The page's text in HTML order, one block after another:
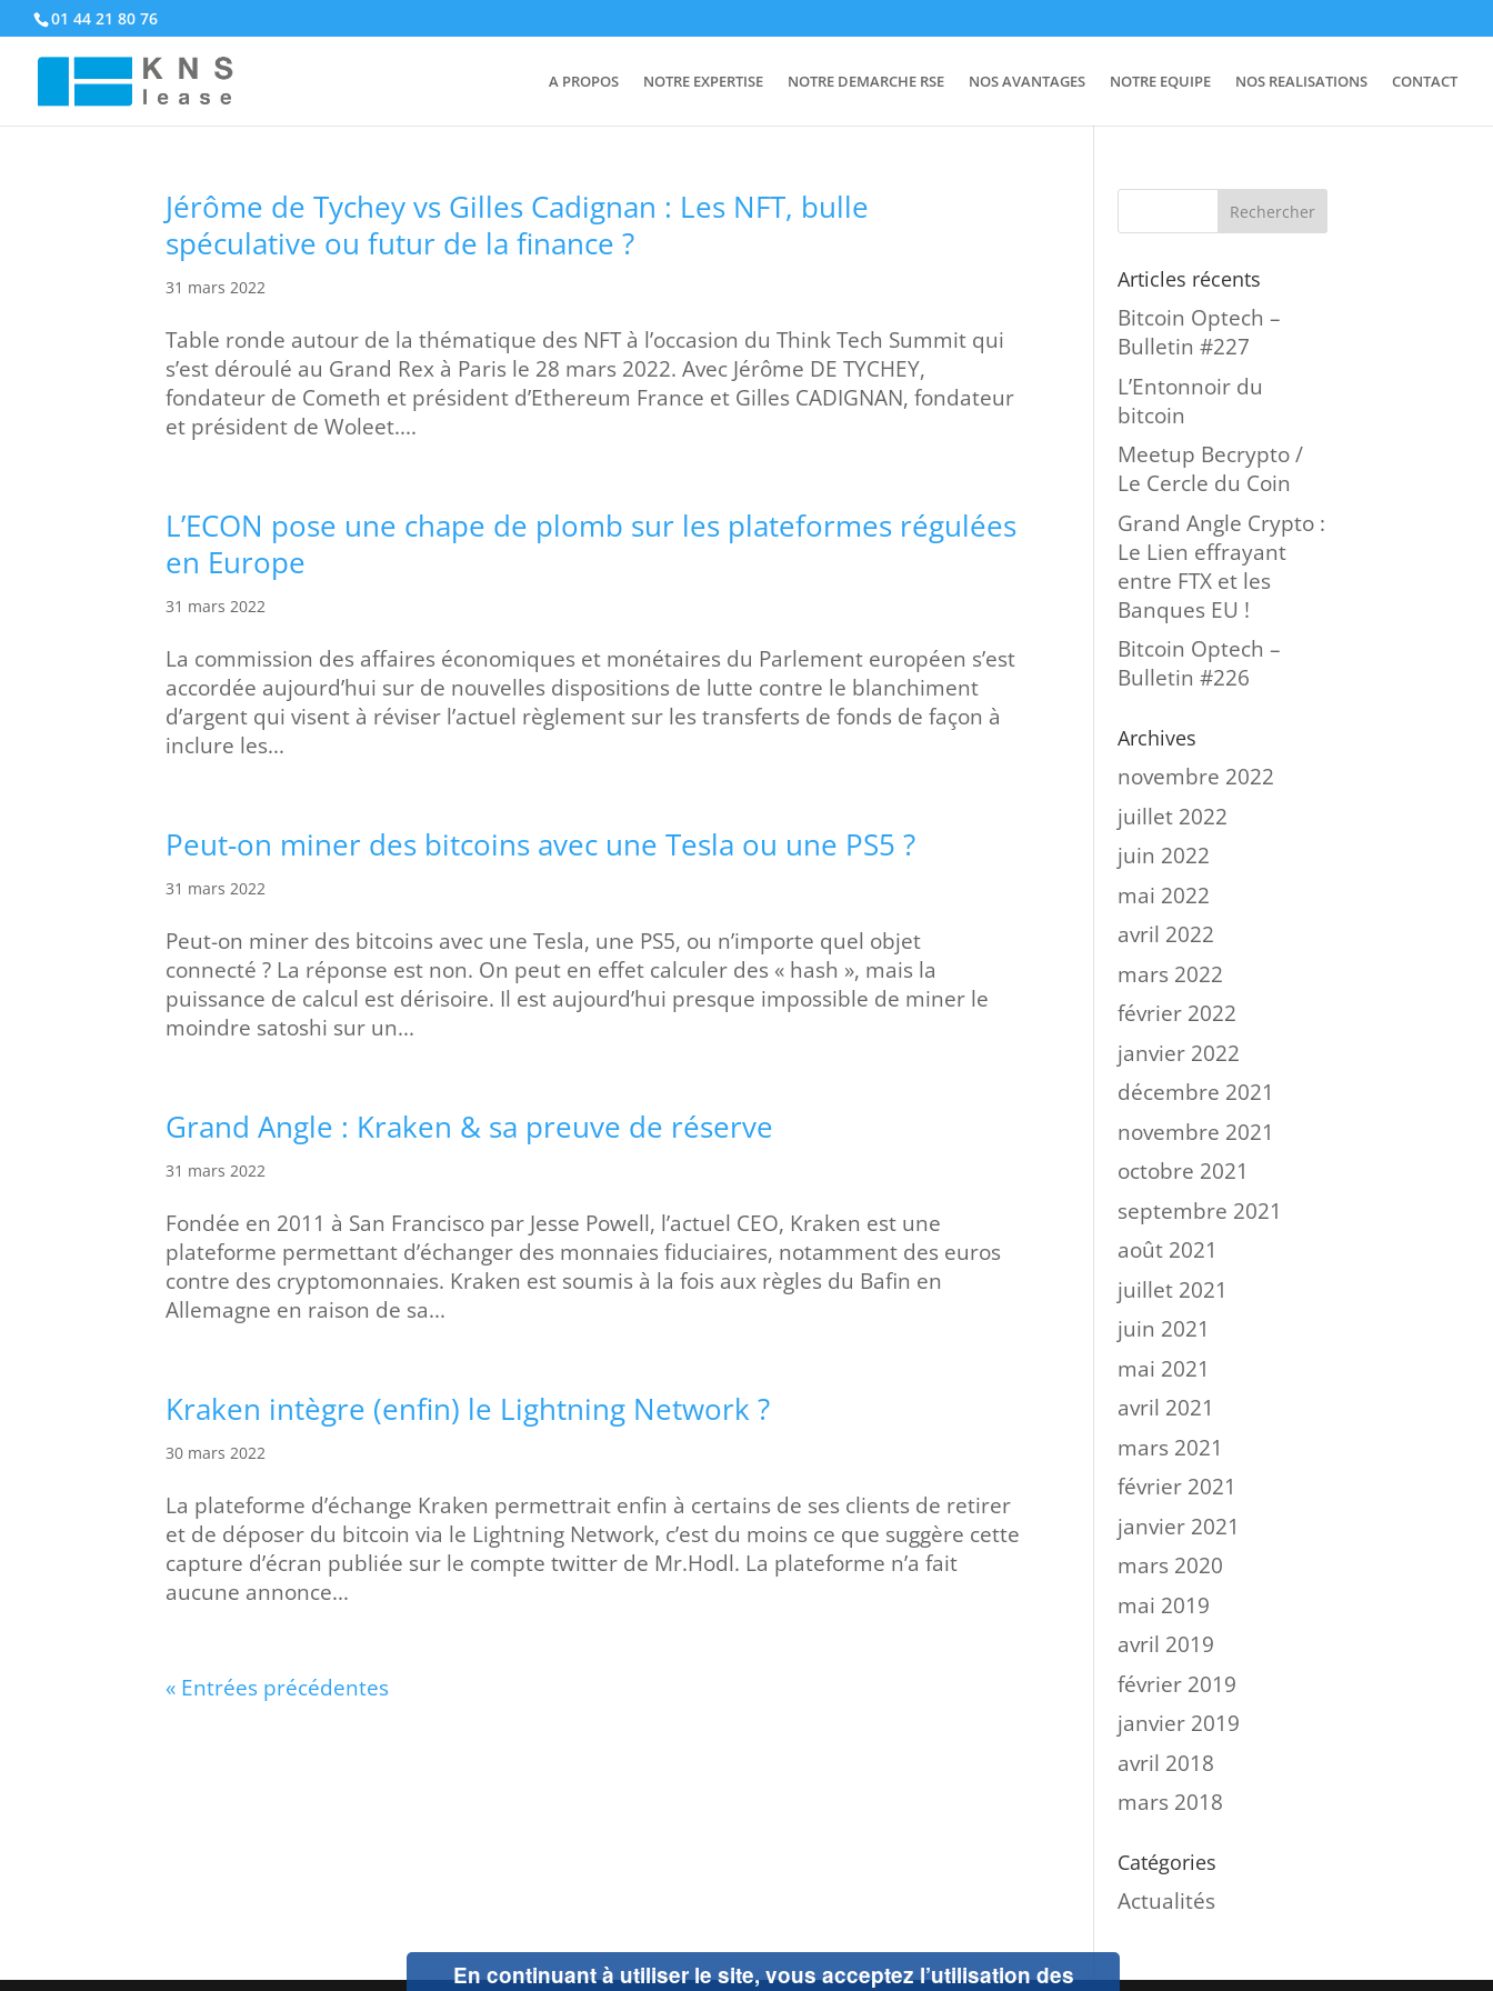
01 44 21 80 76
A PROPOS NOTRE EXPERTISE NOTRE DEMARCHE RSE NOS AVANTAGES NOTRE EQUIPE NOS REALISATIONS CONTACT
Jérôme de Tychey vs Gilles Cadignan : Les NFT, bulle
spéculative ou futur de la finance ?
31 mars 2022
Table ronde autour de la thématique des NFT à l’occasion du Think Tech Summit qui
s’est déroulé au Grand Rex à Paris le 28 mars 2022. Avec Jérôme DE TYCHEY,
fondateur de Cometh et président d’Ethereum France et Gilles CADIGNAN, fondateur
et président de Woleet....
L’ECON pose une chape de plomb sur les plateformes régulées
en Europe
31 mars 2022
La commission des affaires économiques et monétaires du Parlement européen s’est
accordée aujourd’hui sur de nouvelles dispositions de lutte contre le blanchiment
d’argent qui visent à réviser l’actuel règlement sur les transferts de fonds de façon à
inclure les...
Peut-on miner des bitcoins avec une Tesla ou une PS5 ?
31 mars 2022
Peut-on miner des bitcoins avec une Tesla, une PS5, ou n’importe quel objet
connecté ? La réponse est non. On peut en effet calculer des « hash », mais la
puissance de calcul est dérisoire. Il est aujourd’hui presque impossible de miner le
moindre satoshi sur un...
Grand Angle : Kraken & sa preuve de réserve
31 mars 2022
Fondée en 2011 à San Francisco par Jesse Powell, l’actuel CEO, Kraken est une
plateforme permettant d’échanger des monnaies fiduciaires, notamment des euros
contre des cryptomonnaies. Kraken est soumis à la fois aux règles du Bafin en
Allemagne en raison de sa...
Kraken intègre (enfin) le Lightning Network ?
30 mars 2022
La plateforme d’échange Kraken permettrait enfin à certains de ses clients de retirer
et de déposer du bitcoin via le Lightning Network, c’est du moins ce que suggère cette
capture d’écran publiée sur le compte twitter de Mr.Hodl. La plateforme n’a fait
aucune annonce...
« Entrées précédentes
Articles récents
Bitcoin Optech –
Bulletin #227
L’Entonnoir du
bitcoin
Meetup Becrypto /
Le Cercle du Coin
Grand Angle Crypto :
Le Lien effrayant
entre FTX et les
Banques EU !
Bitcoin Optech –
Bulletin #226
Archives
novembre 2022
juillet 2022
juin 2022
mai 2022
avril 2022
mars 2022
février 2022
janvier 2022
décembre 2021
novembre 2021
octobre 2021
septembre 2021
août 2021
juillet 2021
juin 2021
mai 2021
avril 2021
mars 2021
février 2021
janvier 2021
mars 2020
mai 2019
avril 2019
février 2019
janvier 2019
avril 2018
mars 2018
Catégories
Actualités
En continuant à utiliser le site, vous acceptez l’utilisation des